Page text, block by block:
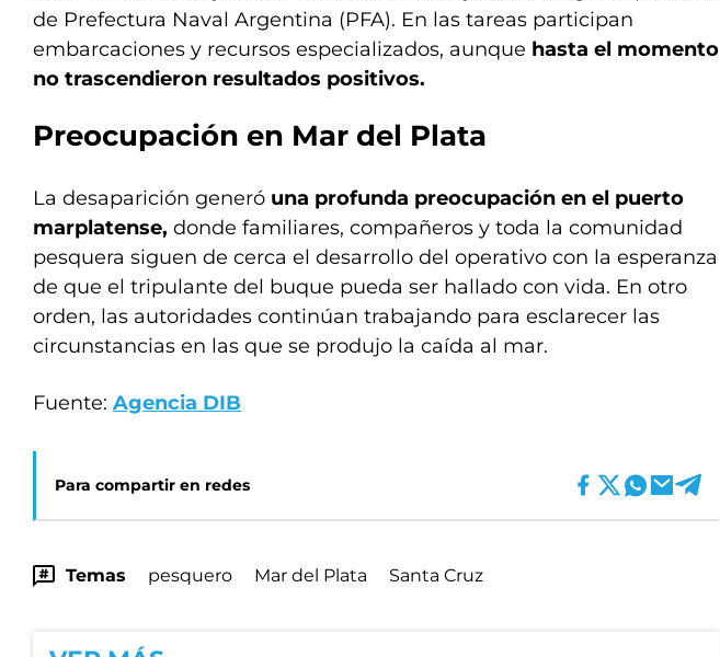
de Prefectura Naval Argentina (PFA). En las tareas participan
embarcaciones y recursos especializados, aunque hasta el momento
no trascendieron resultados positivos.
Preocupación en Mar del Plata
La desaparición generó una profunda preocupación en el puerto
marplatense, donde familiares, compañeros y toda la comunidad
pesquera siguen de cerca el desarrollo del operativo con la esperanza
de que el tripulante del buque pueda ser hallado con vida. En otro
orden, las autoridades continúan trabajando para esclarecer las
circunstancias en las que se produjo la caída al mar.
Fuente: Agencia DIB
Para compartir en redes
Temas pesquero Mar del Plata Santa Cruz